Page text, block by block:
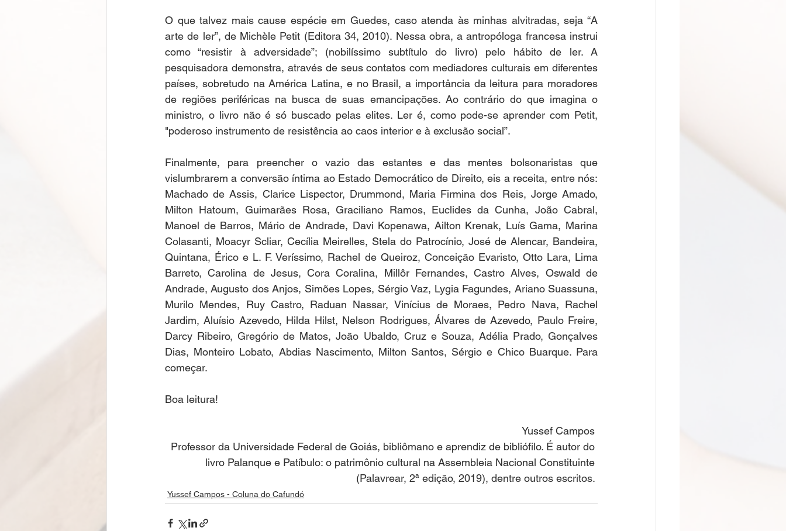
O que talvez mais cause espécie em Guedes, caso atenda às minhas alvitradas, seja “A
arte de ler”, de Michèle Petit (Editora 34, 2010). Nessa obra, a antropóloga francesa instrui
como “resistir à adversidade”; (nobilíssimo subtítulo do livro) pelo hábito de ler. A
pesquisadora demonstra, através de seus contatos com mediadores culturais em diferentes
países, sobretudo na América Latina, e no Brasil, a importância da leitura para moradores
de regiões periféricas na busca de suas emancipações. Ao contrário do que imagina o
ministro, o livro não é só buscado pelas elites. Ler é, como pode-se aprender com Petit,
"poderoso instrumento de resistência ao caos interior e à exclusão social”.
Finalmente, para preencher o vazio das estantes e das mentes bolsonaristas que
vislumbrarem a conversão íntima ao Estado Democrático de Direito, eis a receita, entre nós:
Machado de Assis, Clarice Lispector, Drummond, Maria Firmina dos Reis, Jorge Amado,
Milton Hatoum, Guimarães Rosa, Graciliano Ramos, Euclides da Cunha, João Cabral,
Manoel de Barros, Mário de Andrade, Davi Kopenawa, Ailton Krenak, Luís Gama, Marina
Colasanti, Moacyr Scliar, Cecília Meirelles, Stela do Patrocínio, José de Alencar, Bandeira,
Quintana, Érico e L. F. Veríssimo, Rachel de Queiroz, Conceição Evaristo, Otto Lara, Lima
Barreto, Carolina de Jesus, Cora Coralina, Millôr Fernandes, Castro Alves, Oswald de
Andrade, Augusto dos Anjos, Simões Lopes, Sérgio Vaz, Lygia Fagundes, Ariano Suassuna,
Murilo Mendes, Ruy Castro, Raduan Nassar, Vinícius de Moraes, Pedro Nava, Rachel
Jardim, Aluísio Azevedo, Hilda Hilst, Nelson Rodrigues, Álvares de Azevedo, Paulo Freire,
Darcy Ribeiro, Gregório de Matos, João Ubaldo, Cruz e Souza, Adélia Prado, Gonçalves
Dias, Monteiro Lobato, Abdias Nascimento, Milton Santos, Sérgio e Chico Buarque. Para
começar.
Boa leitura!
Yussef Campos
Professor da Universidade Federal de Goiás, bibliômano e aprendiz de bibliófilo. É autor do
livro Palanque e Patíbulo: o patrimônio cultural na Assembleia Nacional Constituinte
(Palavrear, 2ª edição, 2019), dentre outros escritos.
Yussef Campos - Coluna do Cafundó